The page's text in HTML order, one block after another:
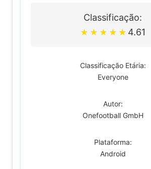
Classificação:
★ ★ ★ ★ ★ 4.61
Classificação Etária:
Everyone
Autor:
Onefootball GmbH
Plataforma:
Android